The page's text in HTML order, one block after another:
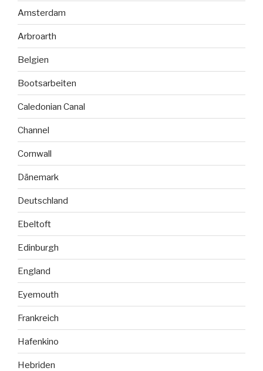
Amsterdam
Arbroarth
Belgien
Bootsarbeiten
Caledonian Canal
Channel
Cornwall
Dänemark
Deutschland
Ebeltoft
Edinburgh
England
Eyemouth
Frankreich
Hafenkino
Hebriden